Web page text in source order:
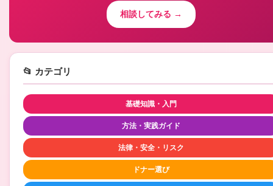
相談してみる →
📂 カテゴリ
基礎知識・入門
方法・実践ガイド
法律・安全・リスク
ドナー選び